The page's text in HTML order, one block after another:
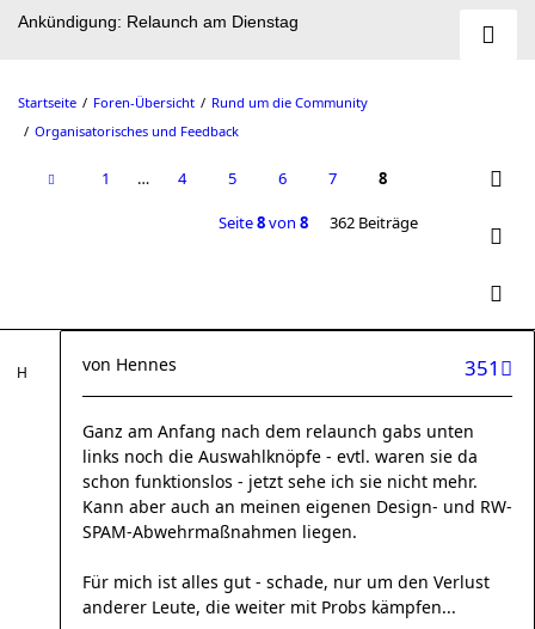
Ankündigung: Relaunch am Dienstag
Startseite Foren-Übersicht
Rund um die Community
Organisatorisches und Feedback
1 … 4 5 6 7 8
Seite8von 8 362 Beiträge
351
von Hennes
Ganz am Anfang nach dem relaunch gabs unten
links noch die Auswahlknöpfe - evtl. waren sie da
schon funktionslos - jetzt sehe ich sie nicht mehr.
Kann aber auch an meinen eigenen Design- und RW-
SPAM-Abwehrmaßnahmen liegen.
Für mich ist alles gut - schade, nur um den Verlust
anderer Leute, die weiter mit Probs kämpfen...